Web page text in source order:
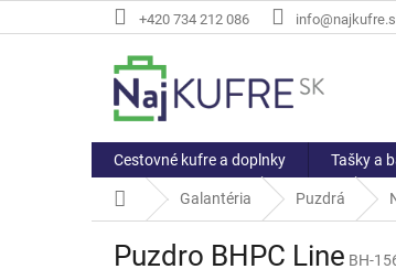
na
+420 734 212 086
Cestovné kufre a doplnky Tašky a
DomovGalantéria Puzdrá
Puzdro BHPC Line BH-